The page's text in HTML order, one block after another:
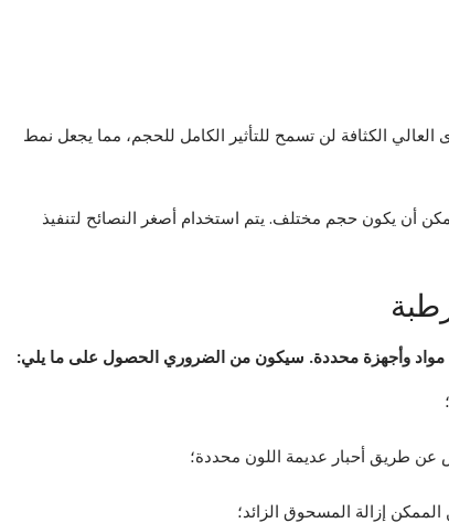
الكثافة لن تسمح للتأثير الكامل للحجم، مما يجعل نمط
أن يكون حجم مختلف. يتم استخدام أصغر النصائح لتنفيذ
مواد وأجهزة محددة. سيكون من الضروري الحصول على ما يلي:
طريق أحبار عديمة اللون محددة؛
إزالة المسحوق الزائد؛